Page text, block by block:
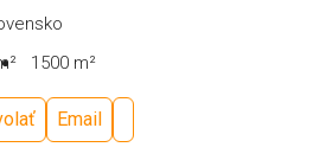
1500 m²
Email